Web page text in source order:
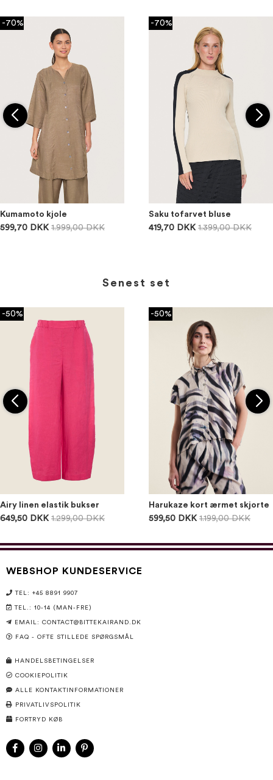
-70%
Kumamoto kjole
599,70 DKK 1.999,00 DKK
-70%
Saku tofarvet bluse
419,70 DKK 1.399,00 DKK
Senest set
-50%
Airy linen elastik bukser
649,50 DKK 1.299,00 DKK
-50%
Harukaze kort ærmet skjorte
599,50 DKK 1.199,00 DKK
WEBSHOP KUNDESERVICE
TEL: +45 8891 9907
TEL.: 10-14 (MAN-FRE)
EMAIL: CONTACT@BITTEKAIRAND.DK
FAQ - OFTE STILLEDE SPØRGSMÅL
HANDELSBETINGELSER
COOKIEPOLITIK
ALLE KONTAKTINFORMATIONER
PRIVATLIVSPOLITIK
FORTRYD KØB